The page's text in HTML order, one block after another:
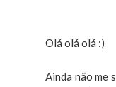
Olá olá olá :)
Ainda não me